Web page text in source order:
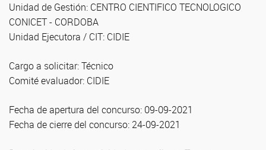
Unidad de Gestión: CENTRO CIENTIFICO TECNOLOGICO
CONICET - CORDOBA
Unidad Ejecutora / CIT: CIDIE
Cargo a solicitar: Técnico
Comité evaluador: CIDIE
Fecha de apertura del concurso: 09-09-2021
Fecha de cierre del concurso: 24-09-2021